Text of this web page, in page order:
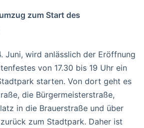
zum Start des
Juni, wird anlässlich der Eröffnung
von 17.30 bis 19 Uhr ein
starten. Von dort geht es
die Bürgermeisterstraße,
in die Brauerstraße und über
zum Stadtpark. Daher ist